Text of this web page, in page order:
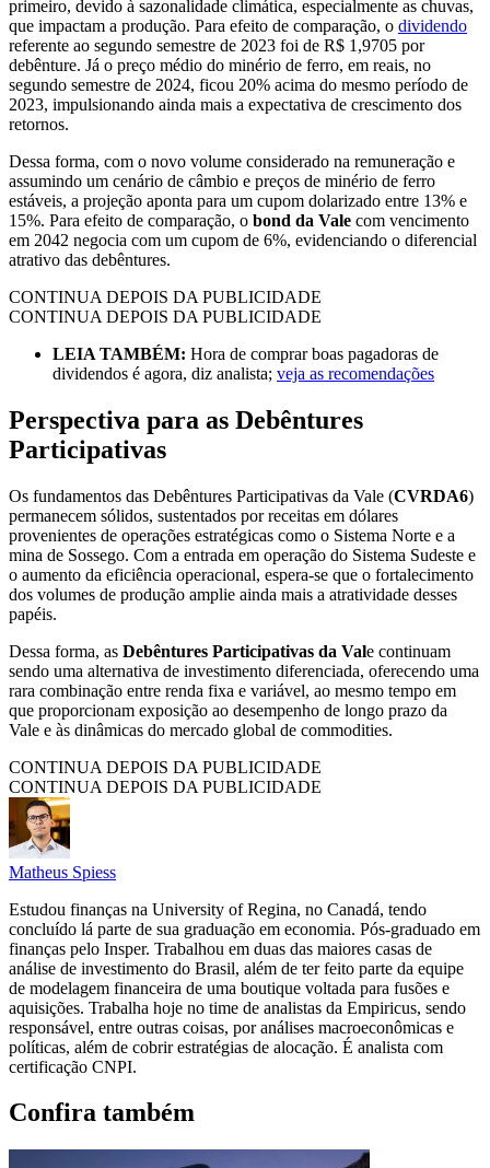
primeiro, devido à sazonalidade climática, especialmente as chuvas,
que impactam a produção. Para efeito de comparação, o dividendo
referente ao segundo semestre de 2023 foi de R$ 1,9705 por
debênture. Já o preço médio do minério de ferro, em reais, no
segundo semestre de 2024, ficou 20% acima do mesmo período de
2023, impulsionando ainda mais a expectativa de crescimento dos
retornos.
Dessa forma, com o novo volume considerado na remuneração e
assumindo um cenário de câmbio e preços de minério de ferro
estáveis, a projeção aponta para um cupom dolarizado entre 13% e
15%. Para efeito de comparação, o bond da Vale com vencimento
em 2042 negocia com um cupom de 6%, evidenciando o diferencial
atrativo das debêntures.
CONTINUA DEPOIS DA PUBLICIDADE
CONTINUA DEPOIS DA PUBLICIDADE
LEIA TAMBÉM: Hora de comprar boas pagadoras de
dividendos é agora, diz analista; veja as recomendações
Perspectiva para as Debêntures
Participativas
Os fundamentos das Debêntures Participativas da Vale (CVRDA6)
permanecem sólidos, sustentados por receitas em dólares
provenientes de operações estratégicas como o Sistema Norte e a
mina de Sossego. Com a entrada em operação do Sistema Sudeste e
o aumento da eficiência operacional, espera-se que o fortalecimento
dos volumes de produção amplie ainda mais a atratividade desses
papéis.
Dessa forma, as Debêntures Participativas da Vale continuam
sendo uma alternativa de investimento diferenciada, oferecendo uma
rara combinação entre renda fixa e variável, ao mesmo tempo em
que proporcionam exposição ao desempenho de longo prazo da
Vale e às dinâmicas do mercado global de commodities.
CONTINUA DEPOIS DA PUBLICIDADE
CONTINUA DEPOIS DA PUBLICIDADE
Matheus Spiess
Estudou finanças na University of Regina, no Canadá, tendo
concluído lá parte de sua graduação em economia. Pós-graduado em
finanças pelo Insper. Trabalhou em duas das maiores casas de
análise de investimento do Brasil, além de ter feito parte da equipe
de modelagem financeira de uma boutique voltada para fusões e
aquisições. Trabalha hoje no time de analistas da Empiricus, sendo
responsável, entre outras coisas, por análises macroeconômicas e
políticas, além de cobrir estratégias de alocação. É analista com
certificação CNPI.
Confira também